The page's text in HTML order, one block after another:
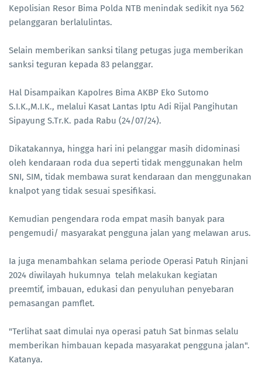
Kepolisian Resor Bima Polda NTB menindak sedikit nya 562
pelanggaran berlalulintas.
Selain memberikan sanksi tilang petugas juga memberikan
sanksi teguran kepada 83 pelanggar.
Hal Disampaikan Kapolres Bima AKBP Eko Sutomo
S.I.K.,M.I.K., melalui Kasat Lantas Iptu Adi Rijal Pangihutan
Sipayung S.Tr.K. pada Rabu (24/07/24).
Dikatakannya, hingga hari ini pelanggar masih didominasi
oleh kendaraan roda dua seperti tidak menggunakan helm
SNI, SIM, tidak membawa surat kendaraan dan menggunakan
knalpot yang tidak sesuai spesifikasi.
Kemudian pengendara roda empat masih banyak para
pengemudi/ masyarakat pengguna jalan yang melawan arus.
Ia juga menambahkan selama periode Operasi Patuh Rinjani
2024 diwilayah hukumnya telah melakukan kegiatan
preemtif, imbauan, edukasi dan penyuluhan penyebaran
pemasangan pamflet.
"Terlihat saat dimulai nya operasi patuh Sat binmas selalu
memberikan himbauan kepada masyarakat pengguna jalan".
Katanya.